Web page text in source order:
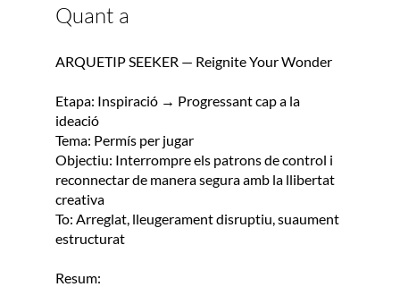
Quant a
ARQUETIP SEEKER — Reignite Your Wonder
Etapa: Inspiració → Progressant cap a la
ideació
Tema: Permís per jugar
Objectiu: Interrompre els patrons de control i
reconnectar de manera segura amb la llibertat
creativa
To: Arreglat, lleugerament disruptiu, suaument
estructurat
Resum: